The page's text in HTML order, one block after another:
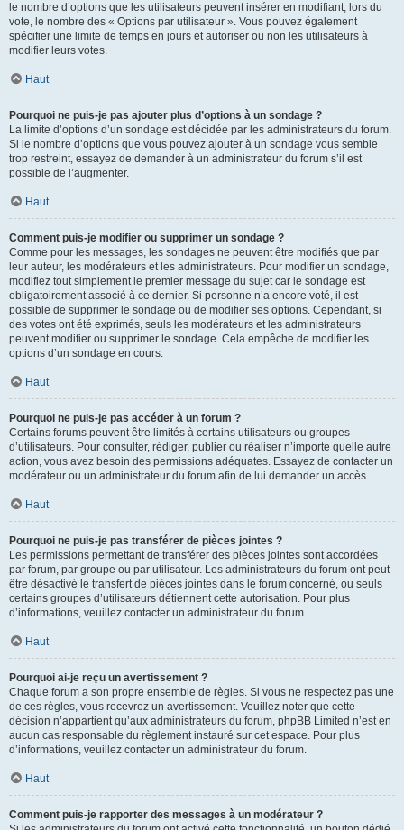
le nombre d’options que les utilisateurs peuvent insérer en modifiant, lors du
vote, le nombre des « Options par utilisateur ». Vous pouvez également
spécifier une limite de temps en jours et autoriser ou non les utilisateurs à
modifier leurs votes.
Haut
Pourquoi ne puis-je pas ajouter plus d’options à un sondage ?
La limite d’options d’un sondage est décidée par les administrateurs du forum.
Si le nombre d’options que vous pouvez ajouter à un sondage vous semble
trop restreint, essayez de demander à un administrateur du forum s’il est
possible de l’augmenter.
Haut
Comment puis-je modifier ou supprimer un sondage ?
Comme pour les messages, les sondages ne peuvent être modifiés que par
leur auteur, les modérateurs et les administrateurs. Pour modifier un sondage,
modifiez tout simplement le premier message du sujet car le sondage est
obligatoirement associé à ce dernier. Si personne n’a encore voté, il est
possible de supprimer le sondage ou de modifier ses options. Cependant, si
des votes ont été exprimés, seuls les modérateurs et les administrateurs
peuvent modifier ou supprimer le sondage. Cela empêche de modifier les
options d’un sondage en cours.
Haut
Pourquoi ne puis-je pas accéder à un forum ?
Certains forums peuvent être limités à certains utilisateurs ou groupes
d’utilisateurs. Pour consulter, rédiger, publier ou réaliser n’importe quelle autre
action, vous avez besoin des permissions adéquates. Essayez de contacter un
modérateur ou un administrateur du forum afin de lui demander un accès.
Haut
Pourquoi ne puis-je pas transférer de pièces jointes ?
Les permissions permettant de transférer des pièces jointes sont accordées
par forum, par groupe ou par utilisateur. Les administrateurs du forum ont peut-
être désactivé le transfert de pièces jointes dans le forum concerné, ou seuls
certains groupes d’utilisateurs détiennent cette autorisation. Pour plus
d’informations, veuillez contacter un administrateur du forum.
Haut
Pourquoi ai-je reçu un avertissement ?
Chaque forum a son propre ensemble de règles. Si vous ne respectez pas une
de ces règles, vous recevrez un avertissement. Veuillez noter que cette
décision n’appartient qu’aux administrateurs du forum, phpBB Limited n’est en
aucun cas responsable du règlement instauré sur cet espace. Pour plus
d’informations, veuillez contacter un administrateur du forum.
Haut
Comment puis-je rapporter des messages à un modérateur ?